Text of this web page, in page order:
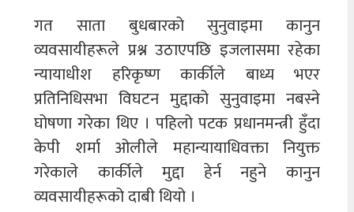
गत साता बुधबारको सुनुवाइमा कानुन
व्यवसायीहरूले प्रश्न उठाएपछि इजलासमा रहेका
न्यायाधीश हरिकृष्ण कार्कीले बाध्य भएर
प्रतिनिधिसभा विघटन मुद्दाको सुनुवाइमा नबस्ने
घोषणा गरेका थिए । पहिलो पटक प्रधानमन्त्री हुँदा
केपी शर्मा ओलीले महान्यायाधिवक्ता नियुक्त
गरेकाले कार्कीले मुद्दा हेर्न नहुने कानुन
व्यवसायीहरूको दाबी थियो ।